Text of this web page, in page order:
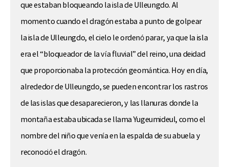
que estaban bloqueando la isla de Ulleungdo. Al
momento cuando el dragón estaba a punto de golpear
la isla de Ulleungdo, el cielo le ordenó parar, ya que la isla
era el “bloqueador de la vía fluvial” del reino, una deidad
que proporcionaba la protección geomántica. Hoy en día,
alrededor de Ulleungdo, se pueden encontrar los rastros
de las islas que desaparecieron, y las llanuras donde la
montaña estaba ubicada se llama Yugeumideul, como el
nombre del niño que venía en la espalda de su abuela y
reconoció el dragón.